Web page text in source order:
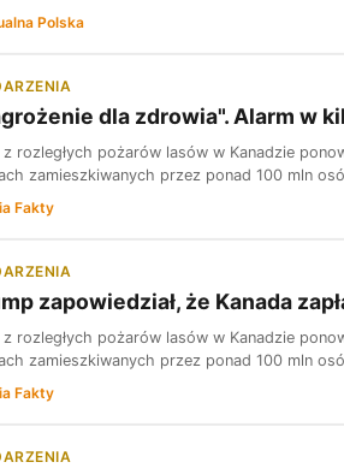
Polska
dla zdrowia". Alarm w
z rozległych pożarów lasów w Kanadzie
zamieszkiwanych przez ponad 100 mln
Fakty
zapowiedział, że Kanada
z rozległych pożarów lasów w Kanadzie
zamieszkiwanych przez ponad 100 mln
Fakty